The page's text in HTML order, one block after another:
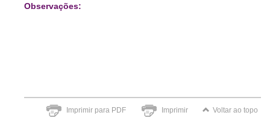
Observações:
Imprimir para PDF Imprimir Voltar ao topo